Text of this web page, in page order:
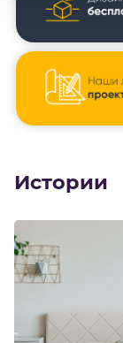
Истории